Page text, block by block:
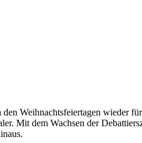
Weihnachtsfeiertagen
Mit dem Wachsen der